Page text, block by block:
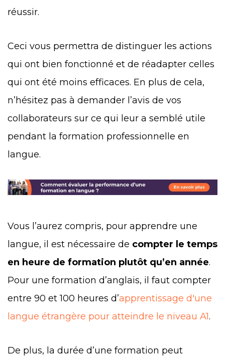
réussir.
Ceci vous permettra de distinguer les actions
qui ont bien fonctionné et de réadapter celles
qui ont été moins efficaces. En plus de cela,
n’hésitez pas à demander l’avis de vos
collaborateurs sur ce qui leur a semblé utile
pendant la formation professionnelle en
langue.
Vous l’aurez compris, pour apprendre une
langue, il est nécessaire de compter le temps
en heure de formation plutôt qu’en année.
Pour une formation d’anglais, il faut compter
entre 90 et 100 heures d’apprentissage d'une
langue étrangère pour atteindre le niveau A1.
De plus, la durée d’une formation peut